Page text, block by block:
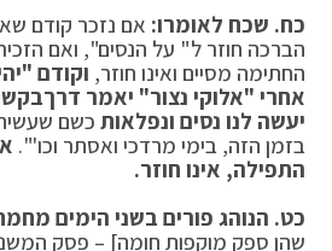
כח. שכח לאומרו: אם נזכר קודם
הברכה חוזר ל" על הנסים", ואם
החתימה מסיים ואינו חוזר, וקודם
אחרי "אלוקי נצור" יאמר דרך
יעשה לנו נסים ונפלאות כשם
בזמן הזה, בימי מרדכי ואסתר וכו'".
התפילה, אינו חוזר.
כט. הנוהג פורים בשני הימים
שהן ספק מוקפות חומה] – פסק